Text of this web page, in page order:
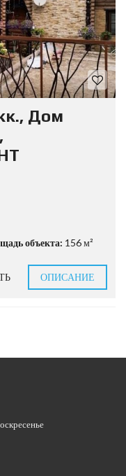
Дом
объекта: 156 м²
ОПИСАНИЕ